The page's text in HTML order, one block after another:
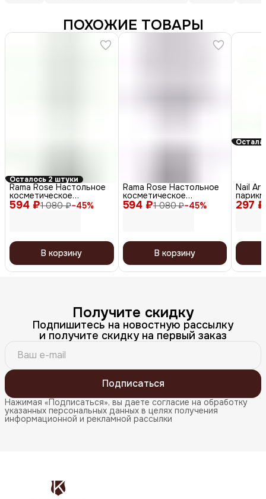
ПОХОЖИЕ ТОВАРЫ
Осталось 2 штуки
594 ₽1 080 ₽−45%
Rama Rose Настольное
косметическое
двустороннее зеркало с
5X увеличением на
В корзину
594 ₽1 080 ₽−45%
Rama Rose Настольное
косметическое
двустороннее зеркало с
5X увеличением на
В корзину
297 ₽
Nail
50 шт.,
Получите скидку
Подпишитесь на новостную рассылку
и получите скидку на первый заказ
Подписаться
Нажимая «Подписаться», вы даете согласие на обработку
указанных персональных данных в целях получения
информационной и рекламной рассылки